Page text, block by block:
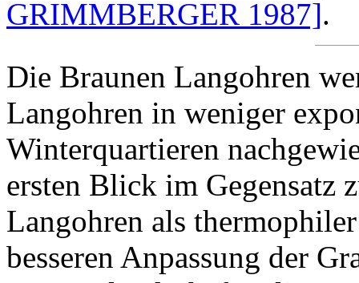
GRIMMBERGER 1987].
Die Braunen Langohren
Langohren in weniger
Winterquartieren
ersten Blick im Gegensatz
Langohren als
besseren Anpassung der